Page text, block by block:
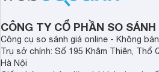
CÔNG TY CỔ PHẦN SO
Công cụ so sánh giá online - Không
Trụ sở chính: Số 195 Khâm Thiên, Thổ
Hà Nội